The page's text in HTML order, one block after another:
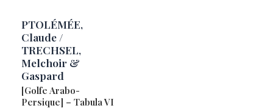
PTOLÉMÉE,
Claude /
TRECHSEL,
Melchoir &
Gaspard
[Golfe Arabo-
Persique] – Tabula VI